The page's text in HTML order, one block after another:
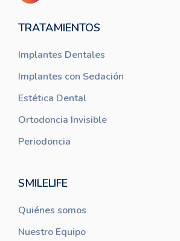
TRATAMIENTOS
Implantes Dentales
Implantes con Sedación
Estética Dental
Ortodoncia Invisible
Periodoncia
SMILELIFE
Quiénes somos
Nuestro Equipo